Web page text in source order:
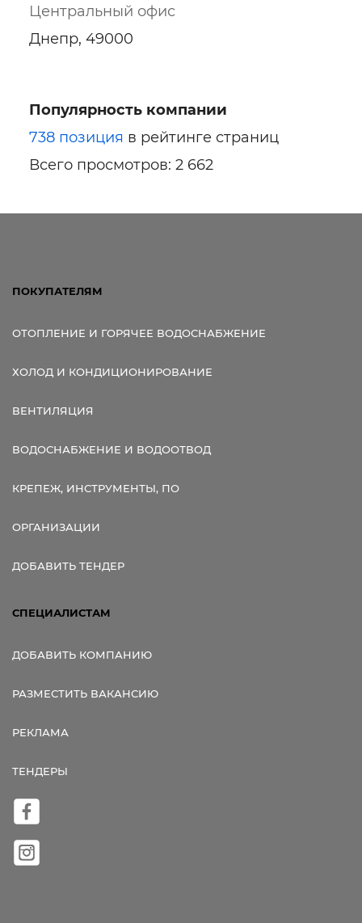
Центральный офис
Днепр, 49000
Популярность компании
738 позиция в рейтинге страниц
Всего просмотров: 2 662
ПОКУПАТЕЛЯМ
ОТОПЛЕНИЕ И ГОРЯЧЕЕ ВОДОСНАБЖЕНИЕ
ХОЛОД И КОНДИЦИОНИРОВАНИЕ
ВЕНТИЛЯЦИЯ
ВОДОСНАБЖЕНИЕ И ВОДООТВОД
КРЕПЕЖ, ИНСТРУМЕНТЫ, ПО
ОРГАНИЗАЦИИ
ДОБАВИТЬ ТЕНДЕР
СПЕЦИАЛИСТАМ
ДОБАВИТЬ КОМПАНИЮ
РАЗМЕСТИТЬ ВАКАНСИЮ
РЕКЛАМА
ТЕНДЕРЫ